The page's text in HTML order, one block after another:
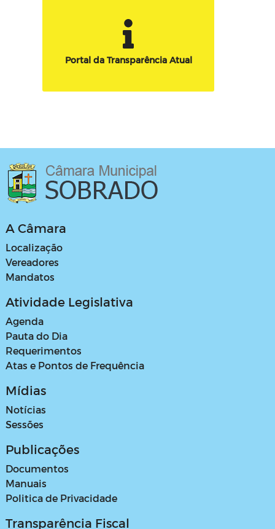
Portal da Transparência Atual
A Câmara
Localização
Vereadores
Mandatos
Atividade Legislativa
Agenda
Pauta do Dia
Requerimentos
Atas e Pontos de Frequência
Mídias
Notícias
Sessões
Publicações
Documentos
Manuais
Politica de Privacidade
Transparência Fiscal